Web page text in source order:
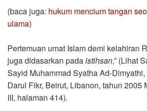
(baca juga: hukum mencium tangan
ulama)
Pertemuan umat Islam demi kelahiran
juga didasarkan padaistihsan,” (Lihat
Sayid Muhammad Syatha Ad-Dimyathi,
Darul Fikr, Beirut, Libanon, tahun 2005
III, halaman 414).